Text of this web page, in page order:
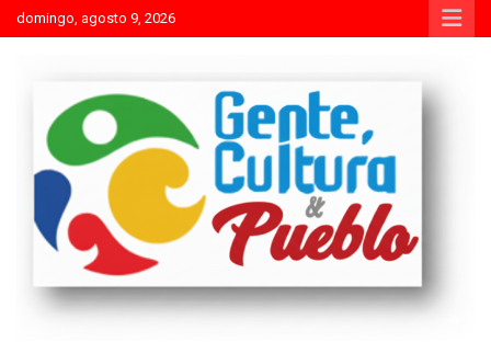
Skip
to
domingo, agosto 9, 2026